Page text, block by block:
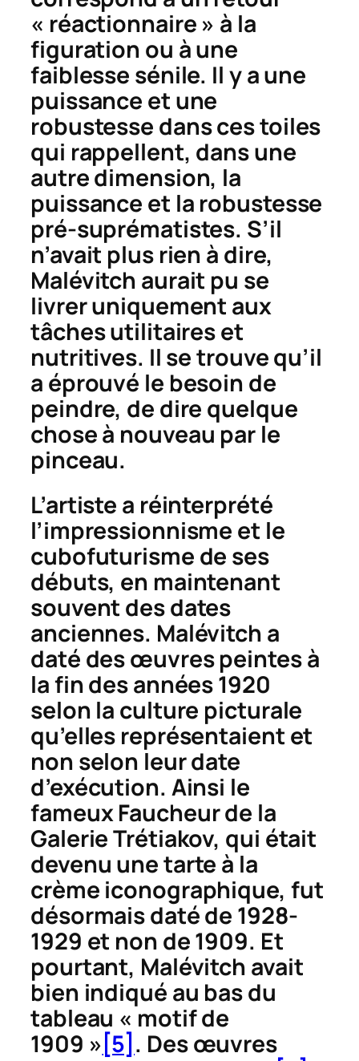
« réactionnaire » à la
figuration ou à une
faiblesse sénile. Il y a une
puissance et une
robustesse dans ces toiles
qui rappellent, dans une
autre dimension, la
puissance et la robustesse
pré-suprématistes. S’il
n’avait plus rien à dire,
Malévitch aurait pu se
livrer uniquement aux
tâches utilitaires et
nutritives. Il se trouve qu’il
a éprouvé le besoin de
peindre, de dire quelque
chose à nouveau par le
pinceau.
L’artiste a réinterprété
l’impressionnisme et le
cubofuturisme de ses
débuts, en maintenant
souvent des dates
anciennes. Malévitch a
daté des œuvres peintes à
la fin des années 1920
selon la culture picturale
qu’elles représentaient et
non selon leur date
d’exécution. Ainsi le
fameuxFaucheurde la
Galerie Trétiakov, qui était
devenu une tarte à la
crème iconographique, fut
désormais daté de 1928-
1929 et non de 1909. Et
pourtant, Malévitch avait
bien indiqué au bas du
tableau « motif de
1909 » [5] . Des œuvres